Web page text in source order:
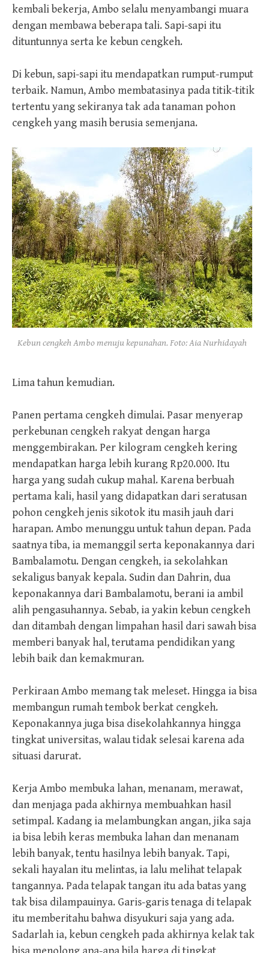
kembali bekerja, Ambo selalu menyambangi muara
dengan membawa beberapa tali. Sapi-sapi itu
dituntunnya serta ke kebun cengkeh.
Di kebun, sapi-sapi itu mendapatkan rumput-rumput
terbaik. Namun, Ambo membatasinya pada titik-titik
tertentu yang sekiranya tak ada tanaman pohon
cengkeh yang masih berusia semenjana.
Kebun cengkeh Ambo menuju kepunahan. Foto: Aia Nurhidayah
Lima tahun kemudian.
Panen pertama cengkeh dimulai. Pasar menyerap
perkebunan cengkeh rakyat dengan harga
menggembirakan. Per kilogram cengkeh kering
mendapatkan harga lebih kurang Rp20.000. Itu
harga yang sudah cukup mahal. Karena berbuah
pertama kali, hasil yang didapatkan dari seratusan
pohon cengkeh jenis sikotok itu masih jauh dari
harapan. Ambo menunggu untuk tahun depan. Pada
saatnya tiba, ia memanggil serta keponakannya dari
Bambalamotu. Dengan cengkeh, ia sekolahkan
sekaligus banyak kepala. Sudin dan Dahrin, dua
keponakannya dari Bambalamotu, berani ia ambil
alih pengasuhannya. Sebab, ia yakin kebun cengkeh
dan ditambah dengan limpahan hasil dari sawah bisa
memberi banyak hal, terutama pendidikan yang
lebih baik dan kemakmuran.
Perkiraan Ambo memang tak meleset. Hingga ia bisa
membangun rumah tembok berkat cengkeh.
Keponakannya juga bisa disekolahkannya hingga
tingkat universitas, walau tidak selesai karena ada
situasi darurat.
Kerja Ambo membuka lahan, menanam, merawat,
dan menjaga pada akhirnya membuahkan hasil
setimpal. Kadang ia melambungkan angan, jika saja
ia bisa lebih keras membuka lahan dan menanam
lebih banyak, tentu hasilnya lebih banyak. Tapi,
sekali hayalan itu melintas, ia lalu melihat telapak
tangannya. Pada telapak tangan itu ada batas yang
tak bisa dilampauinya. Garis-garis tenaga di telapak
itu memberitahu bahwa disyukuri saja yang ada.
Sadarlah ia, kebun cengkeh pada akhirnya kelak tak